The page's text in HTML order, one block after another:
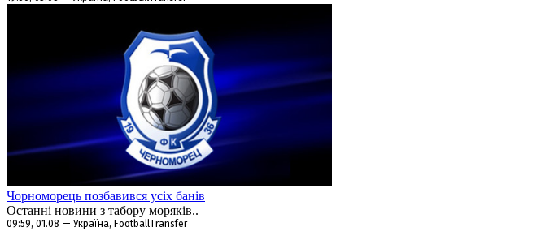
Чорноморець позбавився усіх банів
Останні новини з табору моряків..
09:59, 01.08 — Україна, FootballTransfer